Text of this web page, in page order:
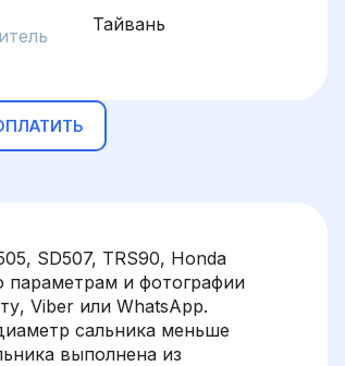
Тайвань
SD507, TRS90, Honda
параметрам и фотографии
Viber или WhatsApp.
сальника меньше
выполнена из